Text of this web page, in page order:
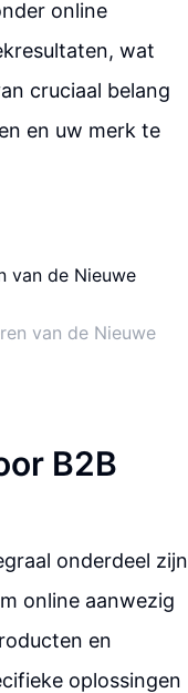
online
wat
cruciaal belang
en uw merk te
van de Nieuwe
B2B
onderdeel zijn
online aanwezig
en
oplossingen